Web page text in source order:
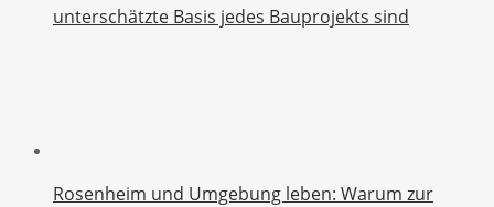
unterschätzte Basis jedes Bauprojekts sind
Rosenheim und Umgebung leben: Warum zur